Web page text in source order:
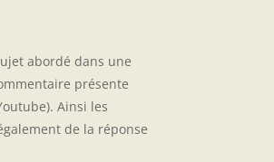
abordé dans une
présente
Ainsi les
de la réponse